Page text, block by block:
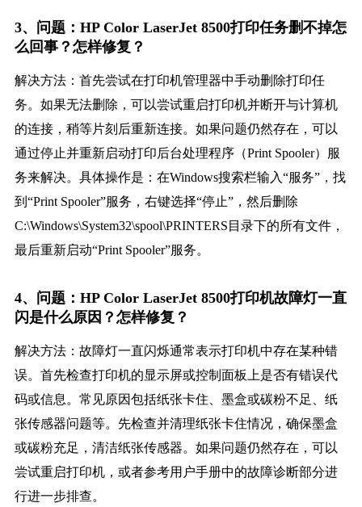
3、问题：HP Color LaserJet 8500打印任务删不掉怎
么回事？怎样修复？
解决方法：首先尝试在打印机管理器中手动删除打印任
务。如果无法删除，可以尝试重启打印机并断开与计算机
的连接，稍等片刻后重新连接。如果问题仍然存在，可以
通过停止并重新启动打印后台处理程序（Print Spooler）服
务来解决。具体操作是：在Windows搜索栏输入“服务”，找
到“Print Spooler”服务，右键选择“停止”，然后删除
C:\Windows\System32\spool\PRINTERS目录下的所有文件，
最后重新启动“Print Spooler”服务。
4、问题：HP Color LaserJet 8500打印机故障灯一直
闪是什么原因？怎样修复？
解决方法：故障灯一直闪烁通常表示打印机中存在某种错
误。首先检查打印机的显示屏或控制面板上是否有错误代
码或信息。常见原因包括纸张卡住、墨盒或碳粉不足、纸
张传感器问题等。先检查并清理纸张卡住情况，确保墨盒
或碳粉充足，清洁纸张传感器。如果问题仍然存在，可以
尝试重启打印机，或者参考用户手册中的故障诊断部分进
行进一步排查。